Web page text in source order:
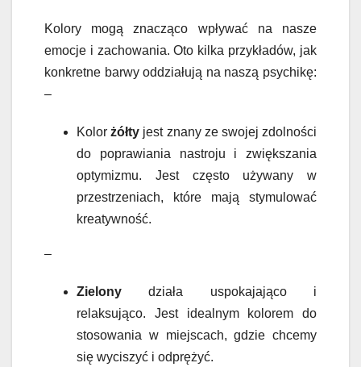
Kolory mogą znacząco wpływać na nasze
emocje i zachowania. Oto kilka przykładów, jak
konkretne barwy oddziałują na naszą psychikę:
–
Kolorżółty jest znany ze swojej zdolności
do poprawiania nastroju i zwiększania
optymizmu. Jest często używany w
przestrzeniach, które mają stymulować
kreatywność.
–
Zielony działa uspokajająco i
relaksująco. Jest idealnym kolorem do
stosowania w miejscach, gdzie chcemy
się wyciszyć i odprężyć.